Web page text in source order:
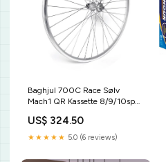
Baghjul 700C Race Sølv
Mach1 QR Kassette 8/9/10sp
medfølger Ringeklokker
US$ 324.50
★★★★★ 5.0 (6 reviews)